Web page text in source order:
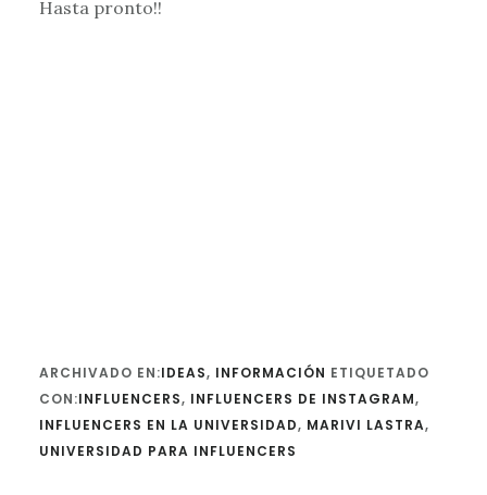
Hasta pronto!!
ARCHIVADO EN:IDEAS, INFORMACIÓN ETIQUETADO
CON:INFLUENCERS, INFLUENCERS DE INSTAGRAM,
INFLUENCERS EN LA UNIVERSIDAD, MARIVI LASTRA,
UNIVERSIDAD PARA INFLUENCERS